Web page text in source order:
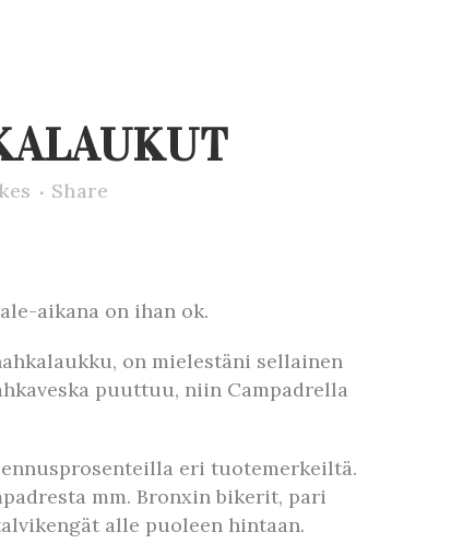
Share
aikana on ihan ok.
on mielestäni sellainen
puuttuu, niin Campadrella
eri tuotemerkeiltä.
mm. Bronxin bikerit, pari
alle puoleen hintaan.